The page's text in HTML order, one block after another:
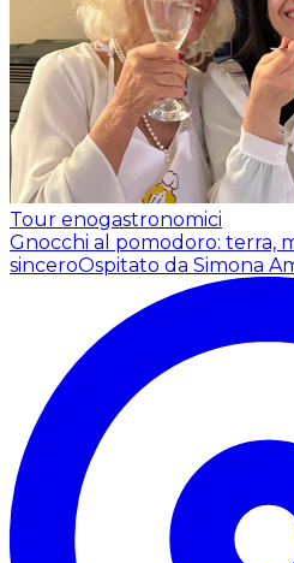
Tour enogastronomici
Gnocchi al pomodoro: terra,
sinceroOspitato da Simona